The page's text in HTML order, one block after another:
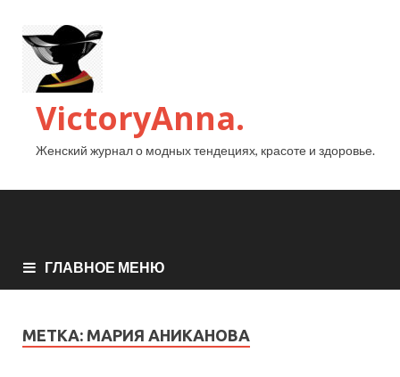
VictoryAnna.
Женский журнал о модных тендециях, красоте и здоровье.
ГЛАВНОЕ МЕНЮ
МЕТКА: МАРИЯ АНИКАНОВА